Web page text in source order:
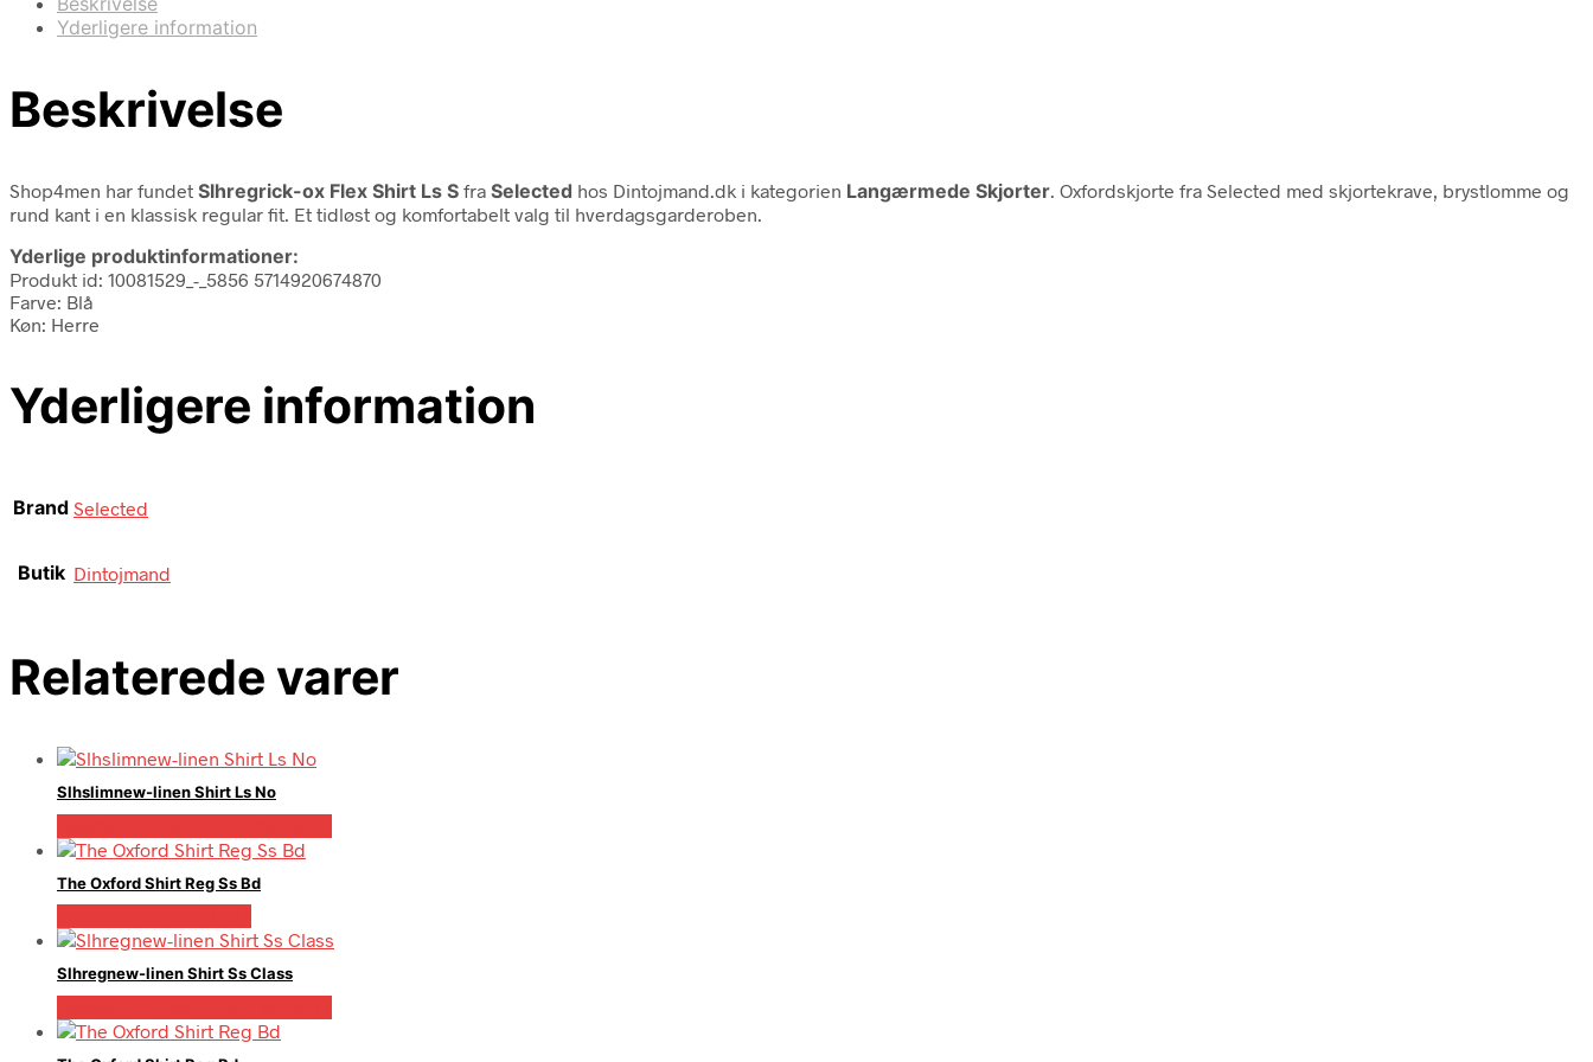
Yderligere information
Beskrivelse
Shop4men har fundet Slhregrick-ox Flex Shirt Ls S fra Selected hos Dintojmand.dk i kategorien Langærmede Skjorter . Oxfordskjorte fra Selected med skjortekrave, brystlomme og
rund kant i en klassisk regular fit. Et tidløst og komfortabelt valg til hverdagsgarderoben.
Yderlige produktinformationer:
Produkt id: 10081529_-_5856 5714920674870
Farve: Blå
Køn: Herre
Yderligere information
Brand Selected
Butik Dintojmand
Relaterede varer
Slhslimnew-linen Shirt Ls No
The Oxford Shirt Reg Ss Bd
Slhregnew-linen Shirt Ss Class